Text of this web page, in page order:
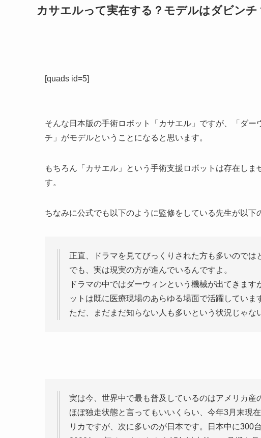
カサエルって実在する？モデルはダビンチ
[quads id=5]
そんな日本版の手術ロボット「カサエル」ですが、「ダ
チ」がモデルということになると思います。
もちろん「カサエル」という手術支援ロボットは存在し
す。
ちなみに公式でも以下のように監修をしている先生が以下
正直、ドラマを見てびっくりされた方も多いのでは
でも、実は現実の方が進んでいるんですよ。
ドラマの中ではダーウィンという機械が出てきま
ットは既に医療現場のあらゆる場面で活躍していま
ただ、まだまだ知らない人も多いという状況じゃな
実は今、世界中で最も普及しているのはアメリカ産
ほぼ独走状態と言ってもいいくらい、今年3月末現
リカですが、次に多いのが日本です。日本中に300